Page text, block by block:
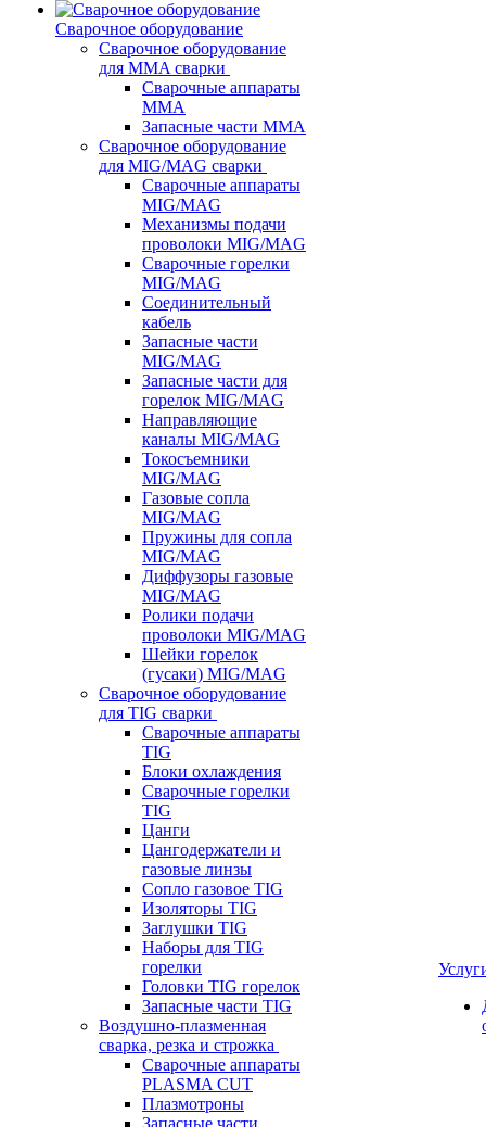
Сварочное оборудование
Сварочное оборудование
для MMA сварки
Сварочные аппараты
MMA
Запасные части MMA
Сварочное оборудование
для MIG/MAG сварки
Сварочные аппараты
MIG/MAG
Механизмы подачи
проволоки MIG/MAG
Сварочные горелки
MIG/MAG
Соединительный
кабель
Запасные части
MIG/MAG
Запасные части для
горелок MIG/MAG
Направляющие
каналы MIG/MAG
Токосъемники
MIG/MAG
Газовые сопла
MIG/MAG
Пружины для сопла
MIG/MAG
Диффузоры газовые
MIG/MAG
Ролики подачи
проволоки MIG/MAG
Шейки горелок
(гусаки) MIG/MAG
Сварочное оборудование
для TIG сварки
Сварочные аппараты
TIG
Блоки охлаждения
Сварочные горелки
TIG
Цанги
Цангодержатели и
газовые линзы
Сопло газовое TIG
Изоляторы TIG
Заглушки TIG
Наборы для TIG
горелки
Головки TIG горелок
Запасные части TIG
Воздушно-плазменная
сварка, резка и строжка
Сварочные аппараты
PLASMA CUT
Плазмотроны
Запасные части